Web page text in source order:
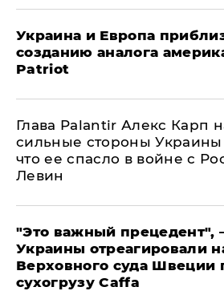
Украина и Европа
созданию аналога
Patriot
Глава Palantir Алекс Карп
сильные стороны Украины
что ее спасло в войне с
Левин
"Это важный прецедент",
Украины отреагировали
Верховного суда Швеции
сухогрузу Caffa